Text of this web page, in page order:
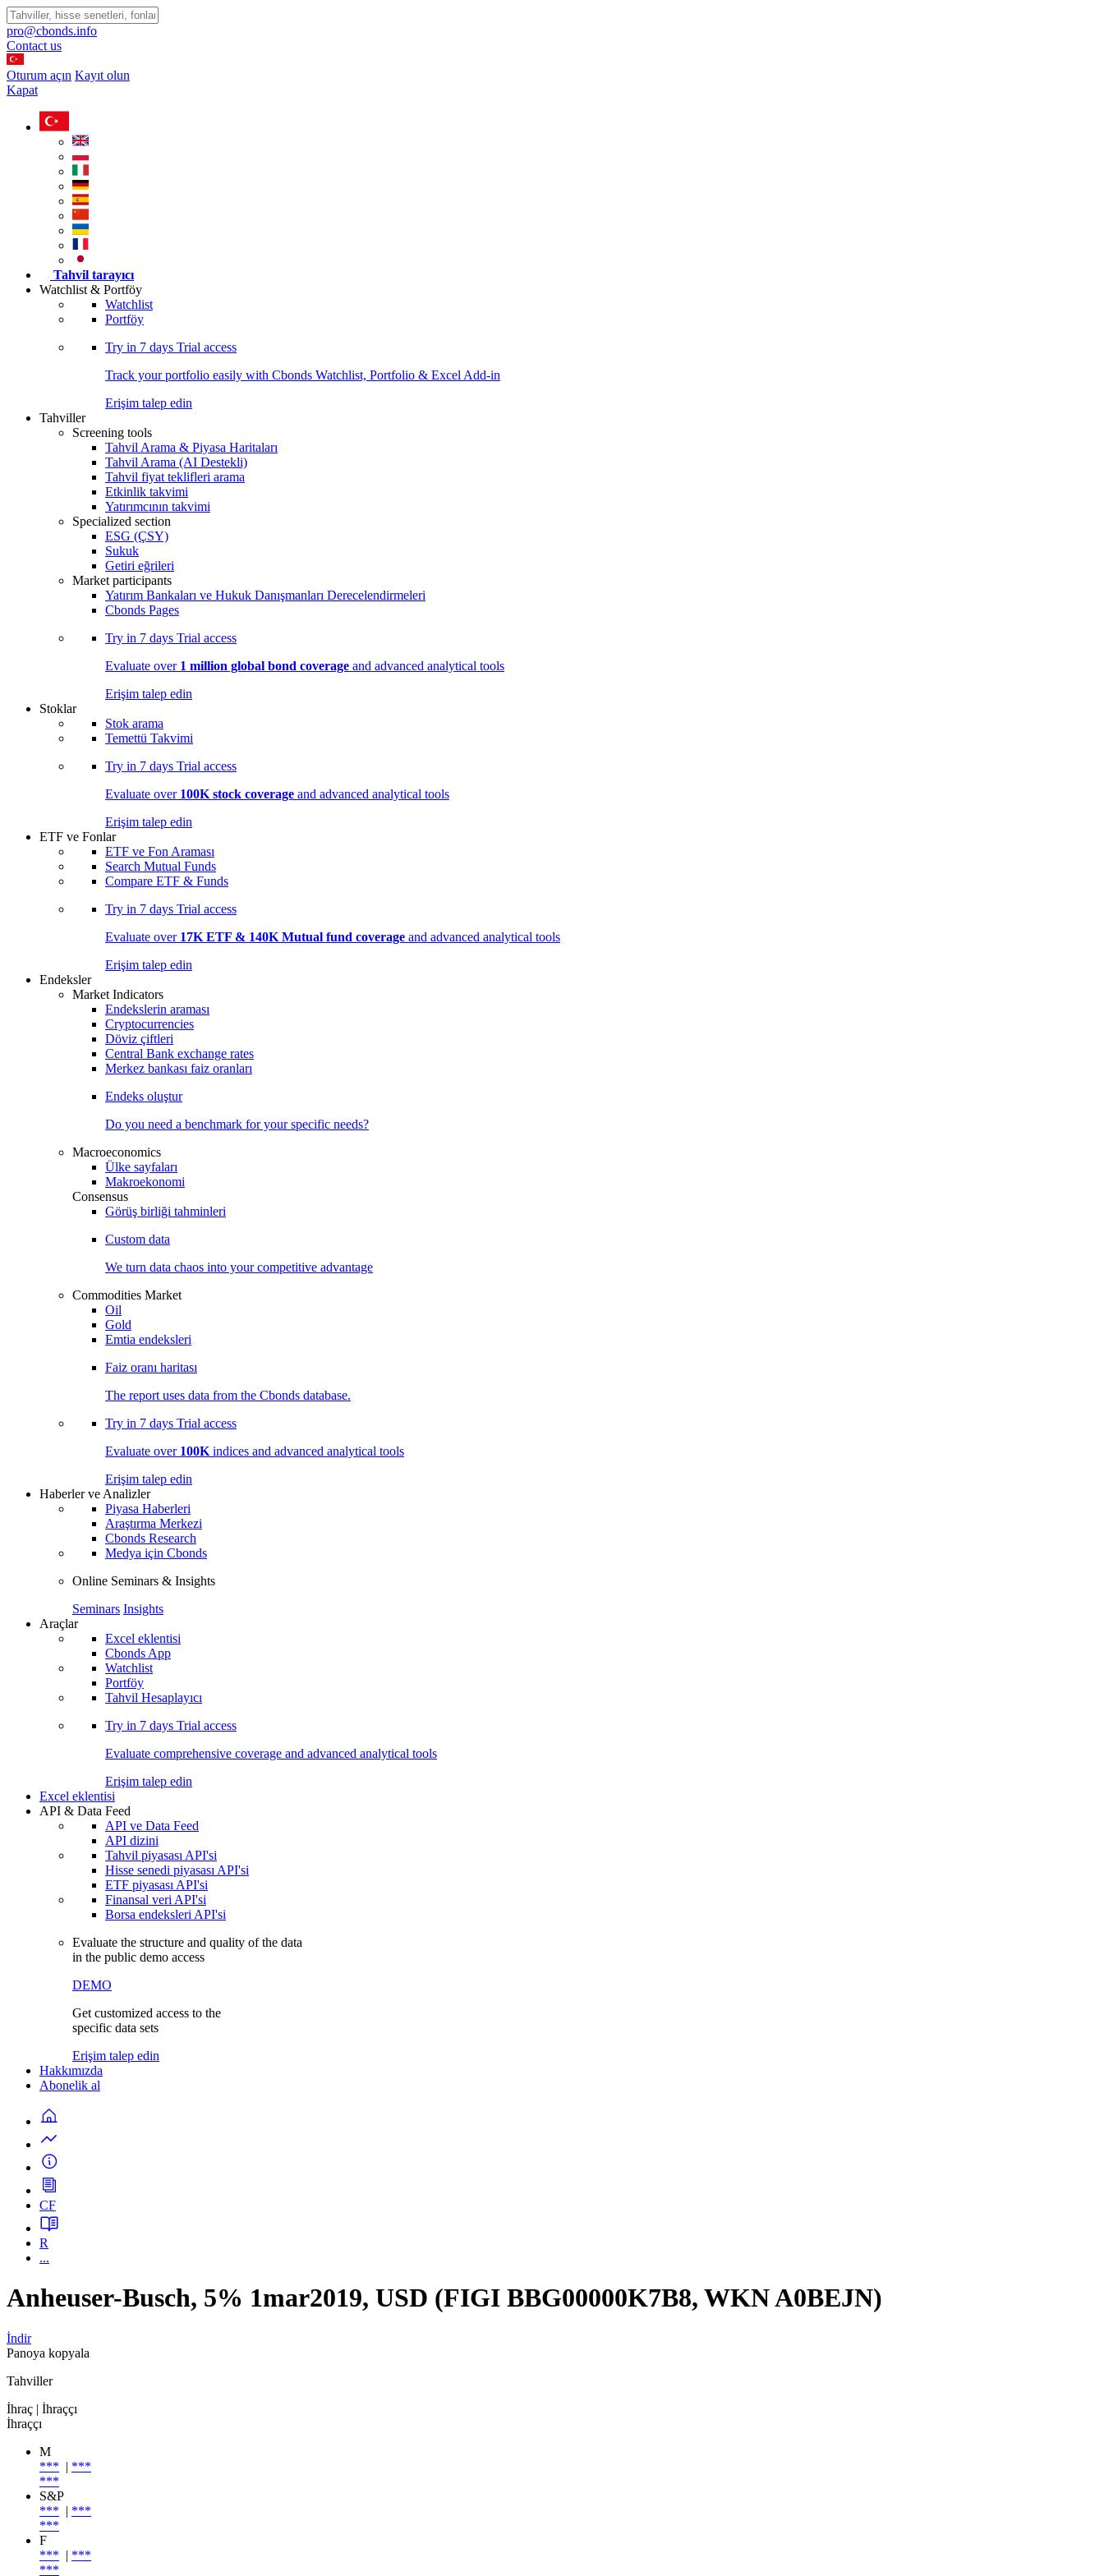
pro@cbonds.info
Contact us
Oturum açın Kayıt olun
Kapat
Tahvil tarayıcı
Watchlist & Portföy
Watchlist
Portföy
Try in 7 days Trial access
Track your portfolio easily with Cbonds Watchlist, Portfolio & Excel Add-in
Erişim talep edin
Tahviller
Screening tools
Tahvil Arama & Piyasa Haritaları
Tahvil Arama (AI Destekli)
Tahvil fiyat teklifleri arama
Etkinlik takvimi
Yatırımcının takvimi
Specialized section
ESG (ÇSY)
Sukuk
Getiri eğrileri
Market participants
Yatırım Bankaları ve Hukuk Danışmanları Derecelendirmeleri
Cbonds Pages
Try in 7 days Trial access
Evaluate over 1 million global bond coverage and advanced analytical tools
Erişim talep edin
Stoklar
Stok arama
Temettü Takvimi
Try in 7 days Trial access
Evaluate over 100K stock coverage and advanced analytical tools
Erişim talep edin
ETF ve Fonlar
ETF ve Fon Araması
Search Mutual Funds
Compare ETF & Funds
Try in 7 days Trial access
Evaluate over 17K ETF & 140K Mutual fund coverage and advanced analytical tools
Erişim talep edin
Endeksler
Market Indicators
Endekslerin araması
Cryptocurrencies
Döviz çiftleri
Central Bank exchange rates
Merkez bankası faiz oranları
Endeks oluştur
Do you need a benchmark for your specific needs?
Macroeconomics
Ülke sayfaları
Makroekonomi
Consensus
Görüş birliği tahminleri
Custom data
We turn data chaos into your competitive advantage
Commodities Market
Oil
Gold
Emtia endeksleri
Faiz oranı haritası
The report uses data from the Cbonds database.
Try in 7 days Trial access
Evaluate over 100K indices and advanced analytical tools
Erişim talep edin
Haberler ve Analizler
Piyasa Haberleri
Araştırma Merkezi
Cbonds Research
Medya için Cbonds
Online Seminars & Insights
Seminars Insights
Araçlar
Excel eklentisi
Cbonds App
Watchlist
Portföy
Tahvil Hesaplayıcı
Try in 7 days Trial access
Evaluate comprehensive coverage and advanced analytical tools
Erişim talep edin
Excel eklentisi
API & Data Feed
API ve Data Feed
API dizini
Tahvil piyasası API'si
Hisse senedi piyasası API'si
ETF piyasası API'si
Finansal veri API'si
Borsa endeksleri API'si
Evaluate the structure and quality of the data
in the public demo access
DEMO
Get customized access to the
specific data sets
Erişim talep edin
Hakkımızda
Abonelik al
CF
R
...
Anheuser-Busch, 5% 1mar2019, USD (FIGI BBG00000K7B8, WKN A0BEJN)
İndir
Panoya kopyala
Tahviller
İhraç | İhraççı
İhraççı
M
*** | ***
***
S&P
*** | ***
***
F
*** | ***
***